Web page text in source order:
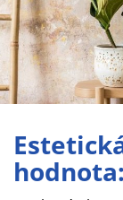
hodnota: